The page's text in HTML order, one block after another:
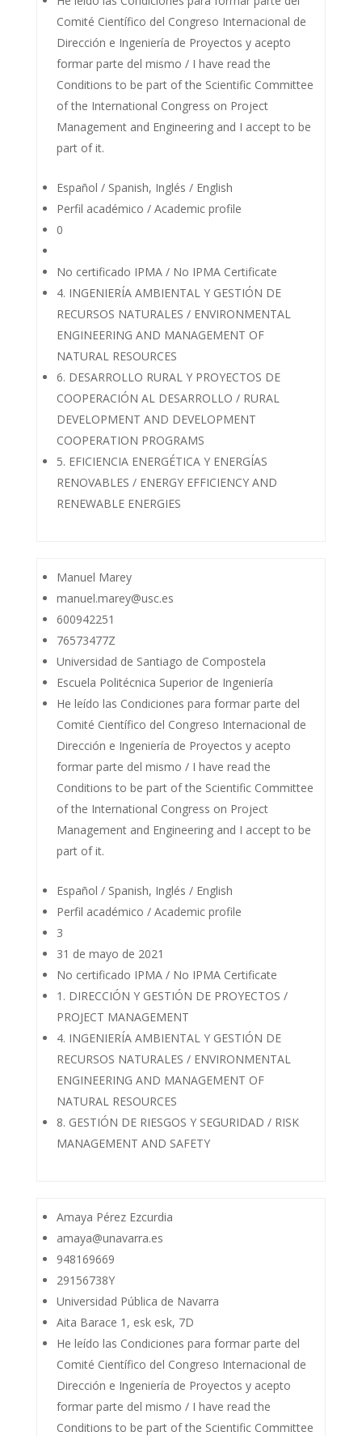
Comité Científico del Congreso Internacional de
Dirección e Ingeniería de Proyectos y acepto
formar parte del mismo / I have read the
Conditions to be part of the Scientific Committee
of the International Congress on Project
Management and Engineering and I accept to be
part of it.
Español / Spanish, Inglés / English
Perfil académico / Academic profile
0
No certificado IPMA / No IPMA Certificate
4. INGENIERÍA AMBIENTAL Y GESTIÓN DE
RECURSOS NATURALES / ENVIRONMENTAL
ENGINEERING AND MANAGEMENT OF
NATURAL RESOURCES
6. DESARROLLO RURAL Y PROYECTOS DE
COOPERACIÓN AL DESARROLLO / RURAL
DEVELOPMENT AND DEVELOPMENT
COOPERATION PROGRAMS
5. EFICIENCIA ENERGÉTICA Y ENERGÍAS
RENOVABLES / ENERGY EFFICIENCY AND
RENEWABLE ENERGIES
Manuel Marey
manuel.marey@usc.es
600942251
76573477Z
Universidad de Santiago de Compostela
Escuela Politécnica Superior de Ingeniería
He leído las Condiciones para formar parte del
Comité Científico del Congreso Internacional de
Dirección e Ingeniería de Proyectos y acepto
formar parte del mismo / I have read the
Conditions to be part of the Scientific Committee
of the International Congress on Project
Management and Engineering and I accept to be
part of it.
Español / Spanish, Inglés / English
Perfil académico / Academic profile
3
31 de mayo de 2021
No certificado IPMA / No IPMA Certificate
1. DIRECCIÓN Y GESTIÓN DE PROYECTOS /
PROJECT MANAGEMENT
4. INGENIERÍA AMBIENTAL Y GESTIÓN DE
RECURSOS NATURALES / ENVIRONMENTAL
ENGINEERING AND MANAGEMENT OF
NATURAL RESOURCES
8. GESTIÓN DE RIESGOS Y SEGURIDAD / RISK
MANAGEMENT AND SAFETY
Amaya Pérez Ezcurdia
amaya@unavarra.es
948169669
29156738Y
Universidad Pública de Navarra
Aita Barace 1, esk esk, 7D
He leído las Condiciones para formar parte del
Comité Científico del Congreso Internacional de
Dirección e Ingeniería de Proyectos y acepto
formar parte del mismo / I have read the
Conditions to be part of the Scientific Committee